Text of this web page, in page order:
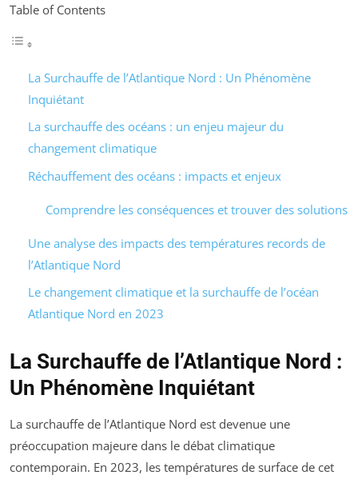
Table of Contents
La Surchauffe de l’Atlantique Nord : Un Phénomène
Inquiétant
La surchauffe des océans : un enjeu majeur du
changement climatique
Réchauffement des océans : impacts et enjeux
Comprendre les conséquences et trouver des solutions
Une analyse des impacts des températures records de
l’Atlantique Nord
Le changement climatique et la surchauffe de l’océan
Atlantique Nord en 2023
La Surchauffe de l’Atlantique Nord :
Un Phénomène Inquiétant
La surchauffe de l’Atlantique Nord est devenue une
préoccupation majeure dans le débat climatique
contemporain. En 2023, les températures de surface de cet